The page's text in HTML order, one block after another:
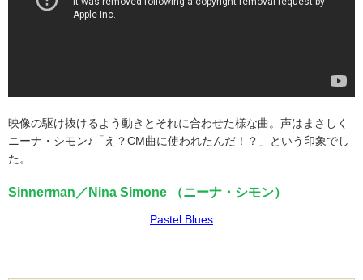
映像の駆け抜けるよう動きとそれに合わせた様な曲。声はまさしく
ニーナ・シモン♪「え？CM曲に使われたんだ！？」という印象でし
た。
Sinnerman／Nina Simone （ニーナ・シモン）
Pastel Blues